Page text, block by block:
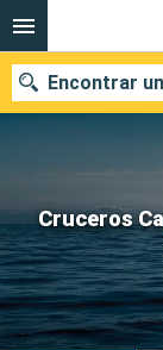
Cruceros
Encontrar
Nuestros
Fecha de
Puertos